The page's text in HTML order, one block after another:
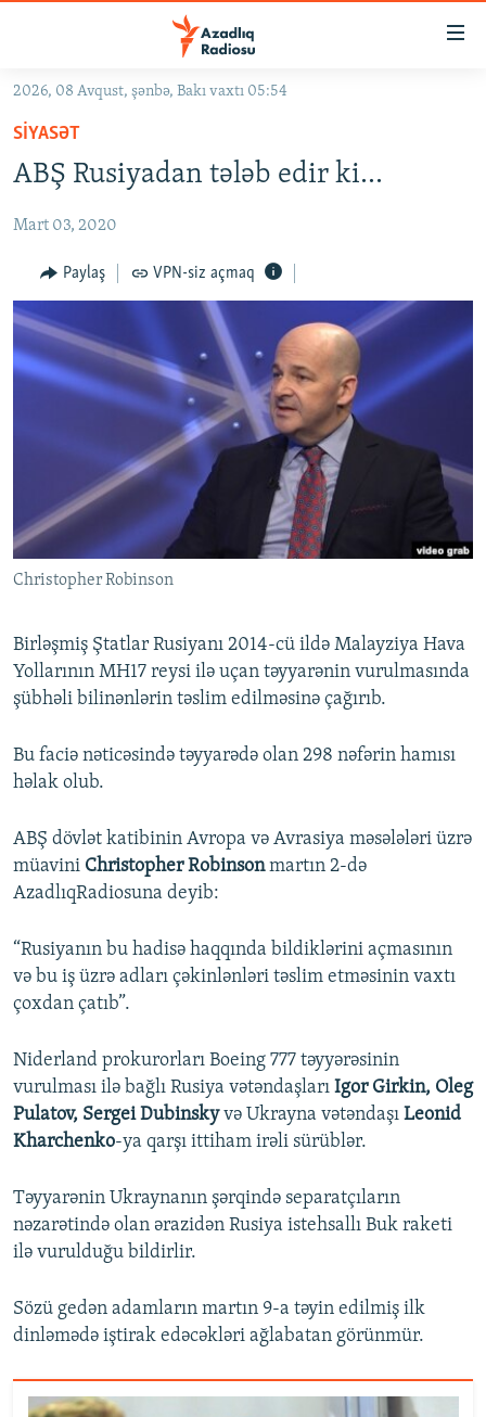
Əsas
qayıt
Əsas
naviqasiyaya
qayıt
GÜNDƏM
KORRUPSIOMETR
#ƏSLINDƏ
FƏRQƏ BAX
QANUNI DOĞRU
ARAŞDIRMA
MULTIMEDIA
FOTOQALEREYA
İNFOQRAFIKA
KARIKATURA
AZƏRBAYCAN ƏDƏBIYYATI KITABXANASI
İSLAM VƏ DEMOKRATIYA
İZ - MƏDƏNIYYƏT PROQRAMI
HAQQIMIZDA
MISSIYAMIZ
PEŞƏ ETIKASI VƏ JURNALISTIKA STANDARTLARIMIZ
MATERIALLARIMIZDAN ISTIFADƏ
BIZIMLƏ ƏLAQƏ
XƏBƏR BÜLLETENLƏRIMIZ
BIZI IZLƏ
2026, 08 Avqust, şənbə, Bakı vaxtı 05:54
SIYASƏT
ABŞ Rusiyadan tələb edir ki…
Mart 03, 2020
Paylaş VPN-siz açmaq
Christopher Robinson
Birləşmiş Ştatlar Rusiyanı 2014-cü ildə Malayziya Hava
Yollarının MH17 reysi ilə uçan təyyarənin vurulmasında
şübhəli bilinənlərin təslim edilməsinə çağırıb.
Bu faciə nəticəsində təyyarədə olan 298 nəfərin hamısı
həlak olub.
ABŞ dövlət katibinin Avropa və Avrasiya məsələləri üzrə
müavini Christopher Robinsonmartın 2-də
AzadlıqRadiosuna deyib:
“Rusiyanın bu hadisə haqqında bildiklərini açmasının
və bu iş üzrə adları çəkinlənləri təslim etməsinin vaxtı
çoxdan çatıb”.
Niderland prokurorları Boeing 777 təyyərəsinin
vurulması ilə bağlı Rusiya vətəndaşları Igor Girkin, Oleg
Pulatov, Sergei Dubinskyvə Ukrayna vətəndaşı Leonid
Kharchenko-ya qarşı ittiham irəli sürüblər.
Təyyarənin Ukraynanın şərqində separatçıların
nəzarətində olan ərazidən Rusiya istehsallı Buk raketi
ilə vurulduğu bildirlir.
Sözü gedən adamların martın 9-a təyin edilmiş ilk
dinləmədə iştirak edəcəkləri ağlabatan görünmür.